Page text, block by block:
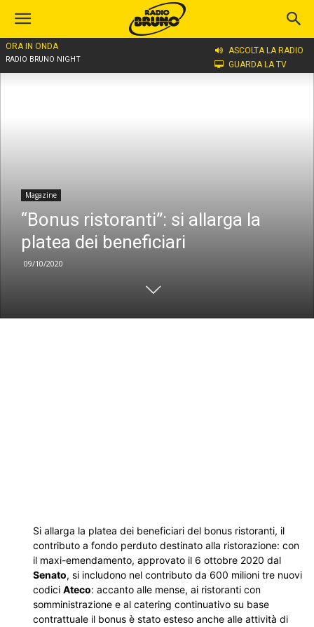
ORA IN ONDA
RADIO BRUNO NIGHT
ASCOLTA LA RADIO
GUARDA LA TV
Home
Magazine
“Bonus ristoranti”: si allarga la
platea dei beneficiari
09/10/2020
Si allarga la platea dei beneficiari del bonus ristoranti, il
contributo a fondo perduto destinato alla ristorazione: con
il maxi-emendamento, approvato il 6 ottobre 2020 dal
Senato, si includono nel contributo da 600 milioni tre nuovi
codici Ateco: accanto alle mense, ai ristoranti con
somministrazione e al catering continuativo su base
contrattuale il bonus è stato esteso anche alle attività di